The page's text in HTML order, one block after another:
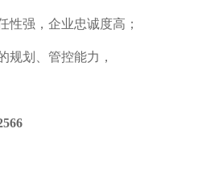
性强，企业忠诚度高；
规划、管控能力，